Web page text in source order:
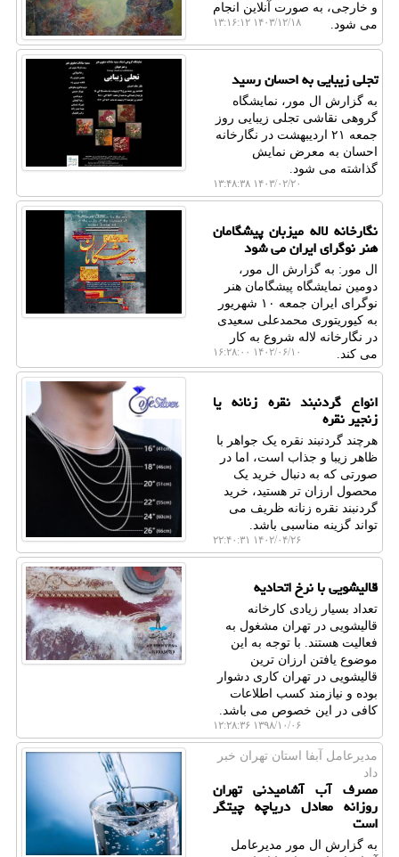
و خارجی، به صورت آنلاین انجام
می شود.
۱۴۰۳/۱۲/۱۸ ۱۳:۱۶:۱۲
تجلی زیبایی به احسان رسید
به گزارش ال مور، نمایشگاه
گروهی نقاشی تجلی زیبایی روز
جمعه ۲۱ اردیبهشت در نگارخانه
احسان به معرض نمایش
گذاشته می شود.
۱۴۰۳/۰۲/۲۰ ۱۳:۴۸:۳۸
نگارخانه لاله میزبان پیشگامان
هنر نوگرای ایران می شود
ال مور: به گزارش ال مور،
دومین نمایشگاه پیشگامان هنر
نوگرای ایران جمعه ۱۰ شهریور
به کیوریتوری محمدعلی سعیدی
در نگارخانه لاله شروع به کار
می کند.
۱۴۰۲/۰۶/۱۰ ۱۶:۲۸:۰۰
انواع گردنبند نقره زنانه یا
زنجیر نقره
هرچند گردنبند نقره یک جواهر با
ظاهر زیبا و جذاب است، اما در
صورتی که به دنبال خرید یک
محصول ارزان‌ تر هستید، خرید
گردنبند نقره زنانه ظریف می‌
تواند گزینه مناسبی باشد.
۱۴۰۲/۰۴/۲۶ ۲۲:۴۰:۳۱
قالیشویی با نرخ اتحادیه
تعداد بسیار زیادی كارخانه
قالیشویی در تهران مشغول به
فعالیت هستند. با توجه به این
موضوع یافتن ارزان ترین
قالیشویی در تهران كاری دشوار
بوده و نیازمند كسب اطلاعات
كافی در این خصوص می باشد.
۱۳۹۸/۱۰/۰۶ ۱۲:۲۸:۳۶
مدیرعامل آبفا استان تهران خبر
داد
مصرف آب آشامیدنی تهران
روزانه معادل دریاچه چیتگر
است
به گزارش ال مور مدیرعامل